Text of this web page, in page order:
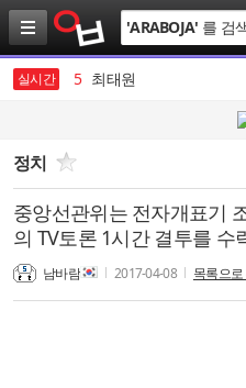
검
색
'ARABOJA' 를 검
실시간
4 SK
5 최태원
7
8 전력
9 반도체
10
엔비디아
정치
중앙선관위는 전자개표기
의 TV토론 1시간 결투를 수
남바람 2017-04-08 목록으